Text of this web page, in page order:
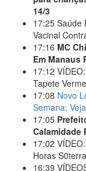
14/3
17:25 Saúde
Vacinal
17:16 MC
Em Manaus
17:12
Tapete
17:08 Novo
Semana;
17:05
Calamidade
17:02
Horas
16:39